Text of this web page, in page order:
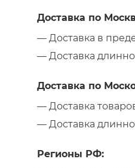
Доставка по
— Доставка в
— Доставка
Доставка по
— Доставка
— Доставка
Регионы РФ: